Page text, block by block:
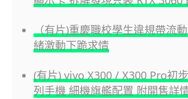
（有片)重慶職校學生違規帶流
緒激動下跪求情
(有片) vivo X300 / X300 Pro初
列手機 細機旗艦配置 附開售詳